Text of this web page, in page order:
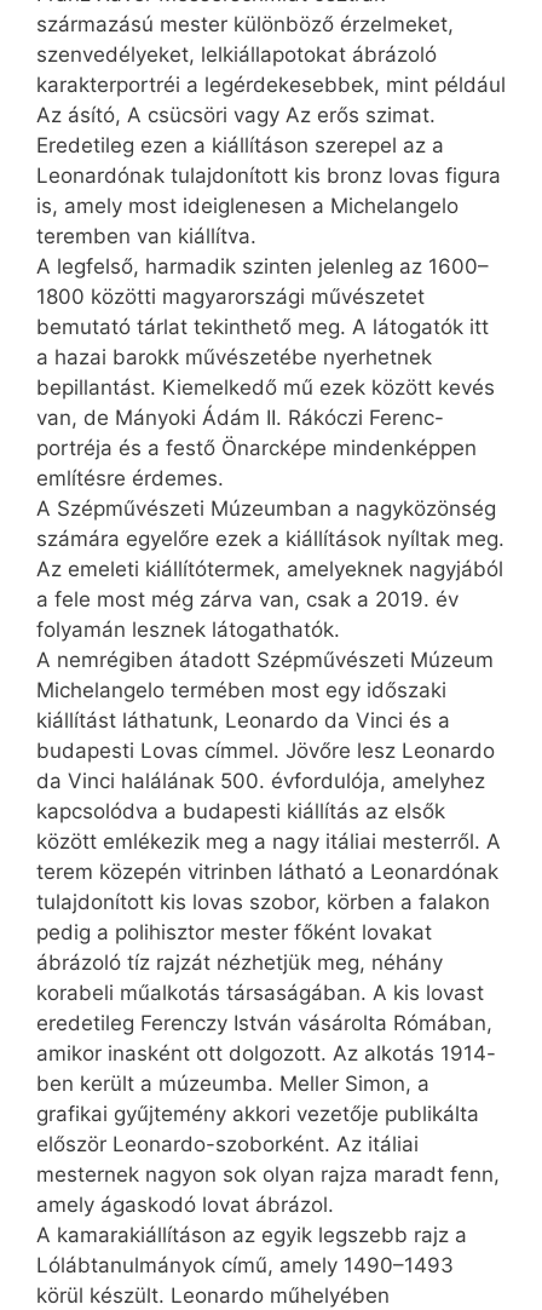
származású mester különböző érzelmeket,
szenvedélyeket, lelkiállapotokat ábrázoló
karakterportréi a legérdekesebbek, mint például
Az ásító, A csücsöri vagy Az erős szimat.
Eredetileg ezen a kiállításon szerepel az a
Leonardónak tulajdonított kis bronz lovas figura
is, amely most ideiglenesen a Michelangelo
teremben van kiállítva.
A legfelső, harmadik szinten jelenleg az 1600–
1800 közötti magyarországi művészetet
bemutató tárlat tekinthető meg. A látogatók itt
a hazai barokk művészetébe nyerhetnek
bepillantást. Kiemelkedő mű ezek között kevés
van, de Mányoki Ádám II. Rákóczi Ferenc-
portréja és a festő Önarcképe mindenképpen
említésre érdemes.
A Szépművészeti Múzeumban a nagyközönség
számára egyelőre ezek a kiállítások nyíltak meg.
Az emeleti kiállítótermek, amelyeknek nagyjából
a fele most még zárva van, csak a 2019. év
folyamán lesznek látogathatók.
A nemrégiben átadott Szépművészeti Múzeum
Michelangelo termében most egy időszaki
kiállítást láthatunk, Leonardo da Vinci és a
budapesti Lovas címmel. Jövőre lesz Leonardo
da Vinci halálának 500. évfordulója, amelyhez
kapcsolódva a budapesti kiállítás az elsők
között emlékezik meg a nagy itáliai mesterről. A
terem közepén vitrinben látható a Leonardónak
tulajdonított kis lovas szobor, körben a falakon
pedig a polihisztor mester főként lovakat
ábrázoló tíz rajzát nézhetjük meg, néhány
korabeli műalkotás társaságában. A kis lovast
eredetileg Ferenczy István vásárolta Rómában,
amikor inasként ott dolgozott. Az alkotás 1914-
ben került a múzeumba. Meller Simon, a
grafikai gyűjtemény akkori vezetője publikálta
először Leonardo-szoborként. Az itáliai
mesternek nagyon sok olyan rajza maradt fenn,
amely ágaskodó lovat ábrázol.
A kamarakiállításon az egyik legszebb rajz a
Lólábtanulmányok című, amely 1490–1493
körül készült. Leonardo műhelyében